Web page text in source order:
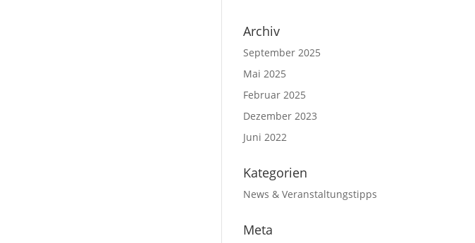
Archiv
September 2025
Mai 2025
Februar 2025
Dezember 2023
Juni 2022
Kategorien
News & Veranstaltungstipps
Meta